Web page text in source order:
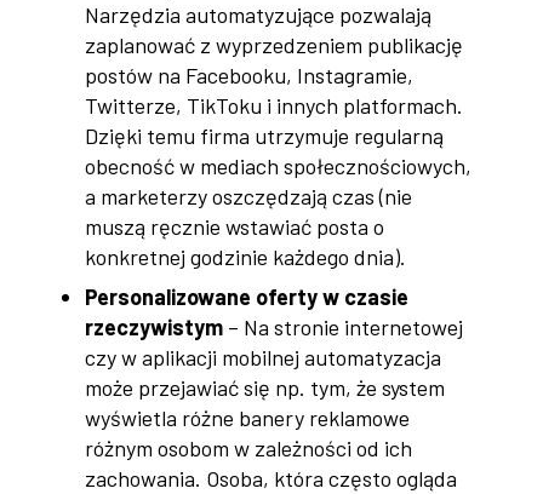
Narzędzia automatyzujące pozwalają
zaplanować z wyprzedzeniem publikację
postów na Facebooku, Instagramie,
Twitterze, TikToku i innych platformach.
Dzięki temu firma utrzymuje regularną
obecność w mediach społecznościowych,
a marketerzy oszczędzają czas (nie
muszą ręcznie wstawiać posta o
konkretnej godzinie każdego dnia).
Personalizowane oferty w czasie
rzeczywistym – Na stronie internetowej
czy w aplikacji mobilnej automatyzacja
może przejawiać się np. tym, że system
wyświetla różne banery reklamowe
różnym osobom w zależności od ich
zachowania. Osoba, która często ogląda